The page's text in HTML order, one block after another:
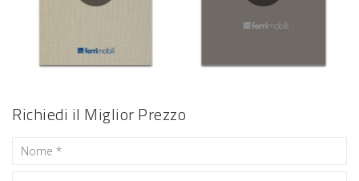
Richiedi il Miglior Prezzo